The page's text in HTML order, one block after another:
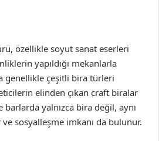
özellikle soyut sanat eserleri
yapıldığı mekanlarla
genellikle çeşitli bira türleri
elinden çıkan craft biralar
yalnızca bira değil, aynı
ve sosyalleşme imkanı da bulunur.